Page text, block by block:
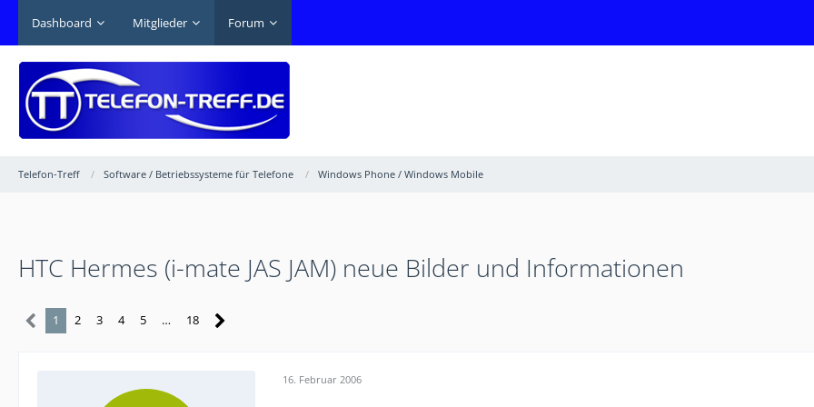
Dashboard Mitglieder Forum
Telefon-Treff Software / Betriebssysteme für Telefone Windows Phone / Windows Mobile
HTC Hermes (i-mate JAS JAM) neue Bilder und Informationen
1 2 3 4 5 … 18
16. Februar 2006